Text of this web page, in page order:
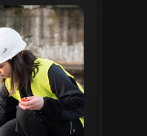
de Drenagem do
para
subterrâneas
A plataforma permite
alagamento, planejar
a eficiência das
Com análises
coletados, o sistema
planejamento urbano
riscos de
a alocação de
visuais facilitam a
dos resultados e o
dos projetos de